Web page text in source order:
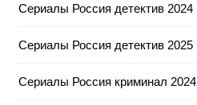
Сериалы Россия детектив 2024
Сериалы Россия детектив 2025
Сериалы Россия криминал 2024